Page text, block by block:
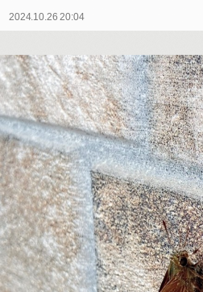
2024.10.26 20:04